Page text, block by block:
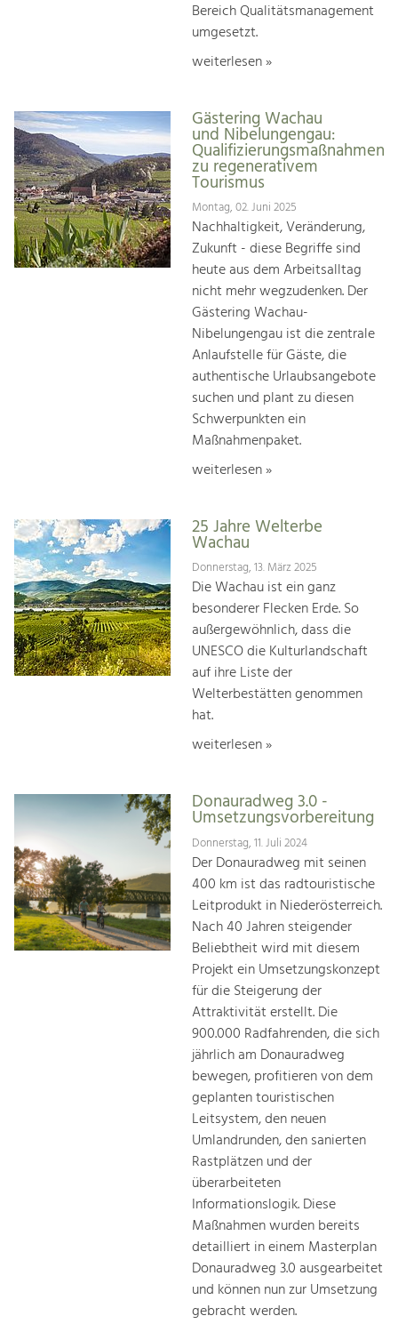
Bereich Qualitätsmanagement
umgesetzt.
weiterlesen »
Gästering Wachau
und Nibelungengau:
Qualifizierungsmaßnahmen
zu regenerativem
Tourismus
Montag, 02. Juni 2025
Nachhaltigkeit, Veränderung,
Zukunft - diese Begriffe sind
heute aus dem Arbeitsalltag
nicht mehr wegzudenken. Der
Gästering Wachau-
Nibelungengau ist die zentrale
Anlaufstelle für Gäste, die
authentische Urlaubsangebote
suchen und plant zu diesen
Schwerpunkten ein
Maßnahmenpaket.
weiterlesen »
25 Jahre Welterbe
Wachau
Donnerstag, 13. März 2025
Die Wachau ist ein ganz
besonderer Flecken Erde. So
außergewöhnlich, dass die
UNESCO die Kulturlandschaft
auf ihre Liste der
Welterbestätten genommen
hat.
weiterlesen »
Donauradweg 3.0 -
Umsetzungsvorbereitung
Donnerstag, 11. Juli 2024
Der Donauradweg mit seinen
400 km ist das radtouristische
Leitprodukt in Niederösterreich.
Nach 40 Jahren steigender
Beliebtheit wird mit diesem
Projekt ein Umsetzungskonzept
für die Steigerung der
Attraktivität erstellt. Die
900.000 Radfahrenden, die sich
jährlich am Donauradweg
bewegen, profitieren von dem
geplanten touristischen
Leitsystem, den neuen
Umlandrunden, den sanierten
Rastplätzen und der
überarbeiteten
Informationslogik. Diese
Maßnahmen wurden bereits
detailliert in einem Masterplan
Donauradweg 3.0 ausgearbeitet
und können nun zur Umsetzung
gebracht werden.